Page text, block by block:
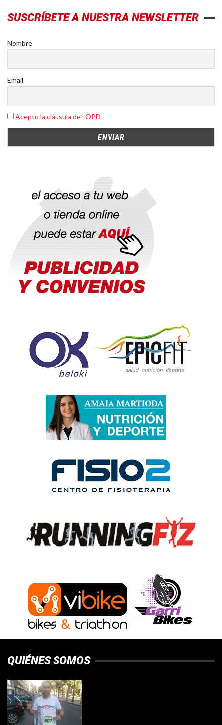
SUSCRÍBETE A NUESTRA NEWSLETTER
Nombre
Email
Acepto la cláusula de LOPD
QUIÉNES SOMOS